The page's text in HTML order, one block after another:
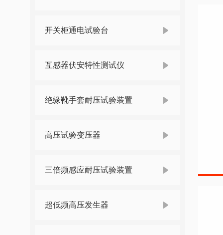
开关柜通电试验台
互感器伏安特性测试仪
绝缘靴手套耐压试验装置
高压试验变压器
三倍频感应耐压试验装置
超低频高压发生器